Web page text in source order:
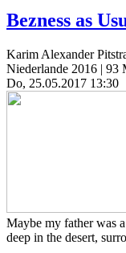
Bezness as
Karim Alexander
Niederlande 2016 | 93
Do, 25.05.2017 13:30
Maybe my father was
deep in the desert,